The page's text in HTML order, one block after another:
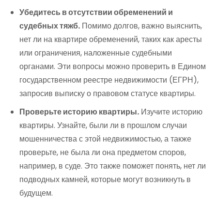
Убедитесь в отсутствии обременений и
судебных тяжб. Помимо долгов, важно выяснить,
нет ли на квартире обременений, таких как аресты
или ограничения, наложенные судебными
органами. Эти вопросы можно проверить в Едином
государственном реестре недвижимости (ЕГРН),
запросив выписку о правовом статусе квартиры.
Проверьте историю квартиры. Изучите историю
квартиры. Узнайте, были ли в прошлом случаи
мошенничества с этой недвижимостью, а также
проверьте, не была ли она предметом споров,
например, в суде. Это также поможет понять, нет ли
подводных камней, которые могут возникнуть в
будущем.